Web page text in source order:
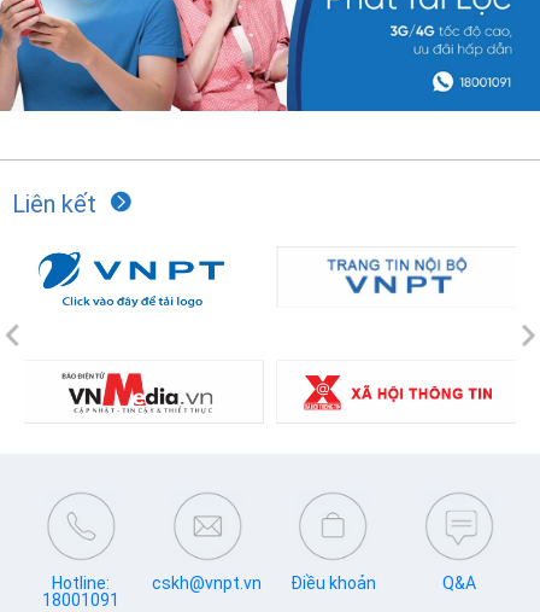
Liên kết
Previous
Hotline:
18001091
cskh@vnpt.vn Điều khoản Q&A